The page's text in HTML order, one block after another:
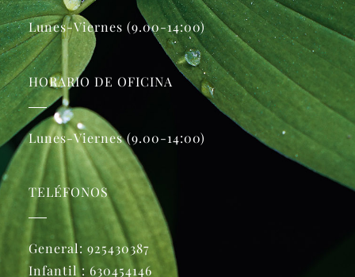
Lunes-Viernes (9.00-14:00)
HORARIO DE OFICINA
Lunes-Viernes (9.00-14:00)
TELÉFONOS
General: 925430387
Infantil :630454146